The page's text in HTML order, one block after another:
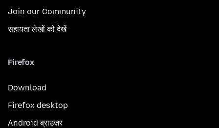
Join our Community
सहायता लेखों को देखें
Firefox
Download
Firefox desktop
Android ब्राउज़र